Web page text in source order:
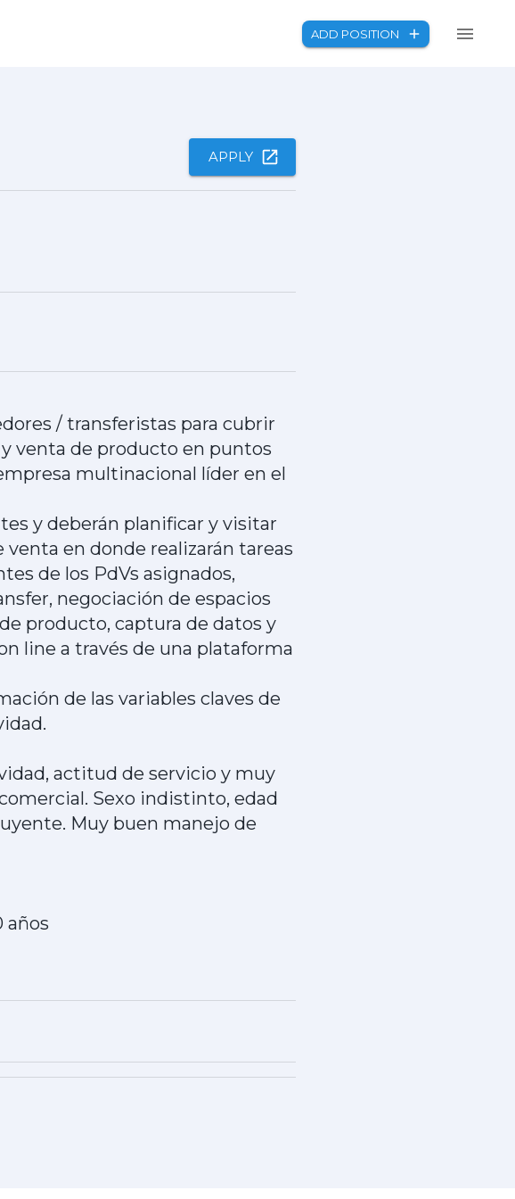
ADD POSITION
APPLY
/ transferistas para cubrir
venta de producto en puntos
multinacional líder en el
y deberán planificar y visitar
en donde realizarán tareas
de los PdVs asignados,
negociación de espacios
producto, captura de datos y
line a través de una plataforma
de las variables claves de
actitud de servicio y muy
Sexo indistinto, edad
Muy buen manejo de
años